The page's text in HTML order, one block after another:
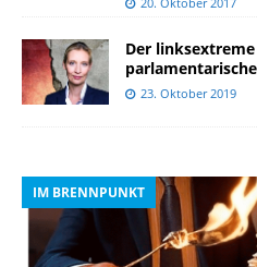
Der
23. Oktober 2019
IM BRENNPUNKT